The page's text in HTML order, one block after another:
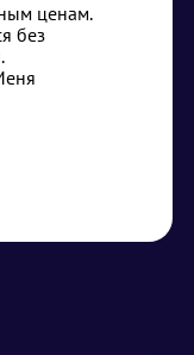
ценам.
без